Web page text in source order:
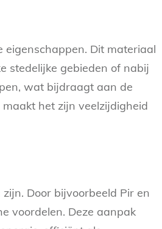
eigenschappen. Dit materiaal
stedelijke gebieden of nabij
wat bijdraagt aan de
het zijn veelzijdigheid
Door bijvoorbeeld Pir en
voordelen. Deze aanpak